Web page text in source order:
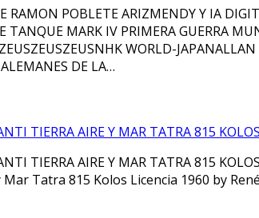
RAMON POBLETE ARIZMENDY Y IA
MARK IV PRIMERA GUERRA
WORLD-
DE LA…
TIERRA AIRE Y MAR TATRA 815
TIERRA AIRE Y MAR TATRA 815
Tatra 815 Kolos Licencia 1960 by